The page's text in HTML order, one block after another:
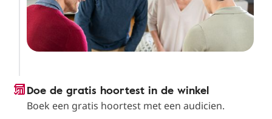
Doe de gratis hoortest in de winkel
Boek een gratis hoortest met een audicien.